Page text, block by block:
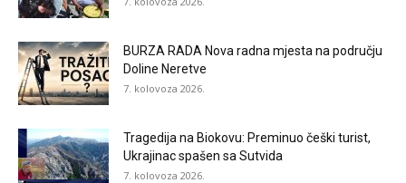
BURZA RADA Nova radna mjesta na području
Doline Neretve
7. kolovoza 2026.
Tragedija na Biokovu: Preminuo češki turist,
Ukrajinac spašen sa Sutvida
7. kolovoza 2026.